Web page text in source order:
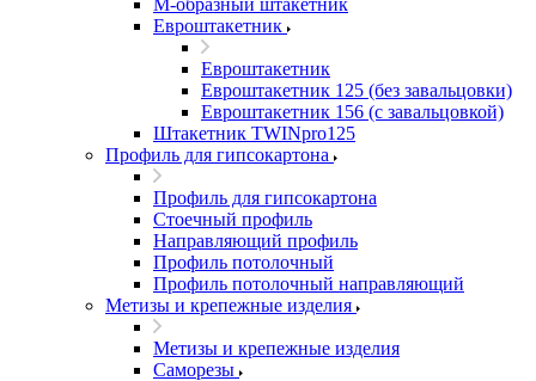
М-образный штакетник
Евроштакетник
Евроштакетник
Евроштакетник 125 (без завальцовки)
Евроштакетник 156 (с завальцовкой)
Штакетник TWINpro125
Профиль для гипсокартона
Профиль для гипсокартона
Стоечный профиль
Направляющий профиль
Профиль потолочный
Профиль потолочный направляющий
Метизы и крепежные изделия
Метизы и крепежные изделия
Саморезы